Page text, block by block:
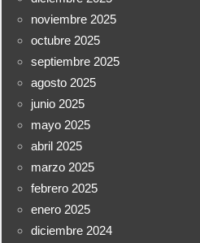
noviembre 2025
octubre 2025
septiembre 2025
agosto 2025
junio 2025
mayo 2025
abril 2025
marzo 2025
febrero 2025
enero 2025
diciembre 2024